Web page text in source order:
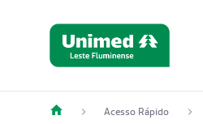
Acesso Rápido